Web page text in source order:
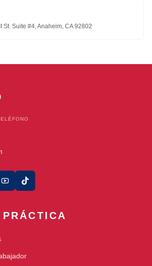
St. Suite #4, Anaheim, CA 92802